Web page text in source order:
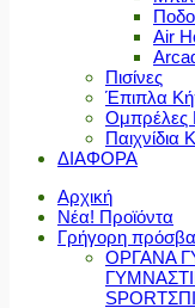
Air
Πισίνες
Έπιπλα
Ομπρέλες
Παιχνίδια
ΔΙΑΦΟΡΑ
Αρχική
Νέα! Προϊόντα
Γρήγορη
ΟΡΓΑΝΑ
SPORT